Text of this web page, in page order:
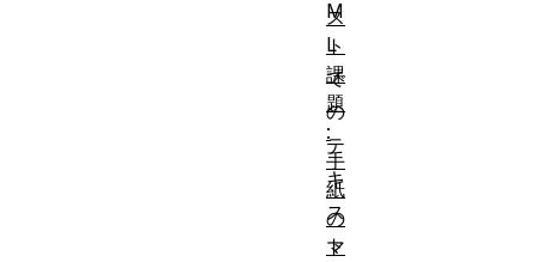
M
L
で
の
テ
キ
ス
ト
ス
ト
課
題
:
手
紙
の
マ